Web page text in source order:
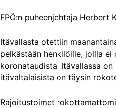
FPÖ:n puheenjohtaja Herbert
Itävallasta otettiin
pelkästään henkilöille, joilla
koronataudista. Itävallassa
itävaltalaisista on täysin
Rajoitustoimet